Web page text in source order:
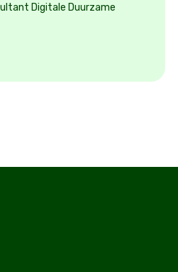
Digitale Duurzame